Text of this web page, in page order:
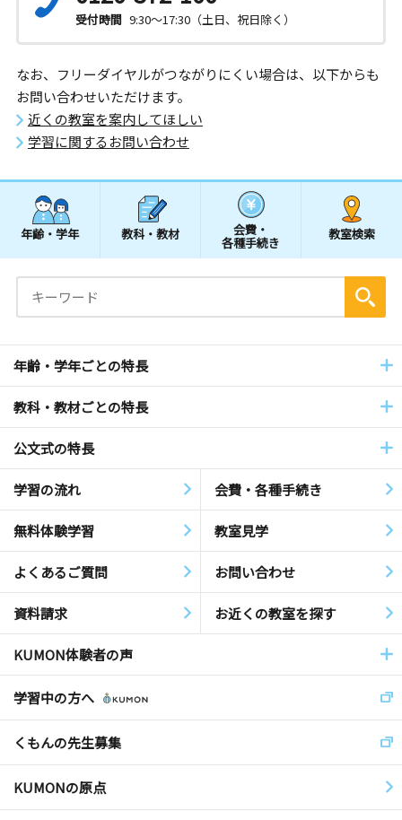
受付時間 9:30～17:30（土日、祝日除く）
なお、フリーダイヤルがつながりにくい場合は、以下からも
お問い合わせいただけます。
近くの教室を案内してほしい
学習に関するお問い合わせ
年齢・学年 教科・教材 会費・
各種手続き
教室検索
年齢・学年ごとの特長
教科・教材ごとの特長
公文式の特長
学習の流れ 会費・各種手続き
無料体験学習 教室見学
よくあるご質問 お問い合わせ
資料請求 お近くの教室を探す
KUMON体験者の声
学習中の方へ
くもんの先生募集
KUMONの原点